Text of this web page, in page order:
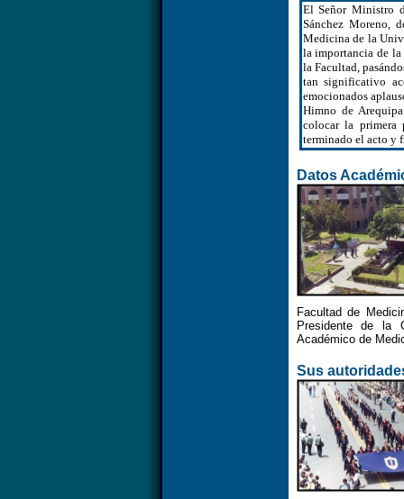
El Señor Ministro
Sánchez Moreno,
Medicina de la
la importancia de
la Facultad,
tan significativo
emocionados
Himno de
colocar la
terminado el acto y
Datos
Facultad de
Presidente de la
Académico de
Sus